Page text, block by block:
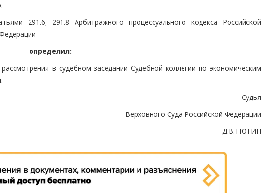
291.6, 291.8 Арбитражного процессуального кодекса Российской
определил:
в судебном заседании Судебной коллегии по экономическим
Судья
Верховного Суда Российской Федерации
Д.В.ТЮТИН